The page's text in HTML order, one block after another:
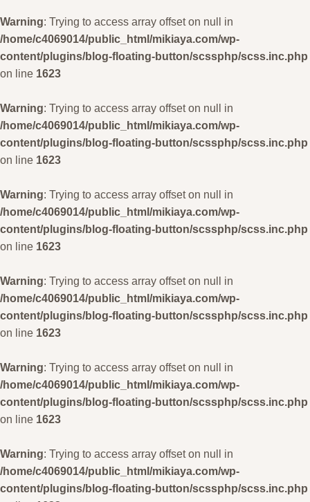
Warning: Trying to access array offset on null in
/home/c4069014/public_html/mikiaya.com/wp-
content/plugins/blog-floating-button/scssphp/scss.inc.php
on line 1623
Warning: Trying to access array offset on null in
/home/c4069014/public_html/mikiaya.com/wp-
content/plugins/blog-floating-button/scssphp/scss.inc.php
on line 1623
Warning: Trying to access array offset on null in
/home/c4069014/public_html/mikiaya.com/wp-
content/plugins/blog-floating-button/scssphp/scss.inc.php
on line 1623
Warning: Trying to access array offset on null in
/home/c4069014/public_html/mikiaya.com/wp-
content/plugins/blog-floating-button/scssphp/scss.inc.php
on line 1623
Warning: Trying to access array offset on null in
/home/c4069014/public_html/mikiaya.com/wp-
content/plugins/blog-floating-button/scssphp/scss.inc.php
on line 1623
Warning: Trying to access array offset on null in
/home/c4069014/public_html/mikiaya.com/wp-
content/plugins/blog-floating-button/scssphp/scss.inc.php